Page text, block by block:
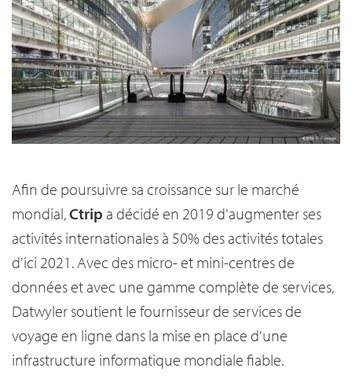
Afin de poursuivre sa croissance sur le marché
mondial,Ctrip a décidé en 2019 d'augmenter ses
activités internationales à 50% des activités totales
d'ici 2021. Avec des micro- et mini-centres de
données et avec une gamme complète de services,
Datwyler soutient le fournisseur de services de
voyage en ligne dans la mise en place d'une
infrastructure informatique mondiale fiable.